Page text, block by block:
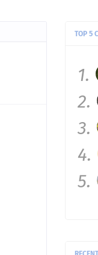
TOP 5
1.
2.
3.
4.
5.